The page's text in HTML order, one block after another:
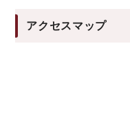
アクセスマップ